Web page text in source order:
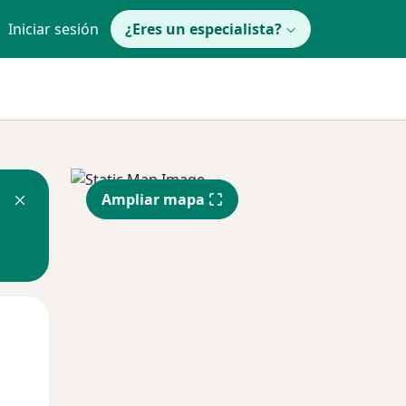
Iniciar sesión ¿Eres un especialista?
Ampliar mapa